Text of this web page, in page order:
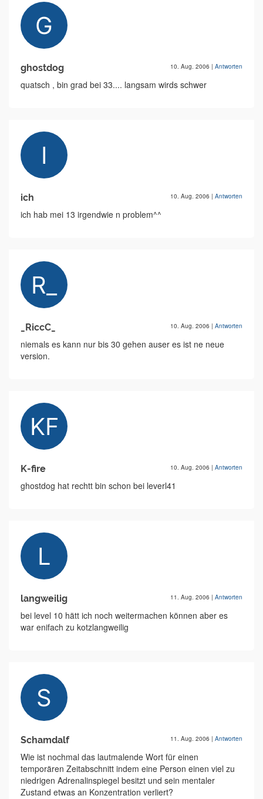
ghostdog 10. Aug. 2006 | Antworten
quatsch , bin grad bei 33.... langsam wirds schwer
ich 10. Aug. 2006 | Antworten
ich hab mei 13 irgendwie n problem^^
_RiccC_ 10. Aug. 2006 | Antworten
niemals es kann nur bis 30 gehen auser es ist ne neue
version.
K-fire 10. Aug. 2006 | Antworten
ghostdog hat rechtt bin schon bei leverl41
langweilig 11. Aug. 2006 | Antworten
bei level 10 hätt ich noch weitermachen können aber es
war enifach zu kotzlangweilig
Schamdalf 11. Aug. 2006 | Antworten
Wie ist nochmal das lautmalende Wort für einen
temporären Zeitabschnitt indem eine Person einen viel zu
niedrigen Adrenalinspiegel besitzt und sein mentaler
Zustand etwas an Konzentration verliert?